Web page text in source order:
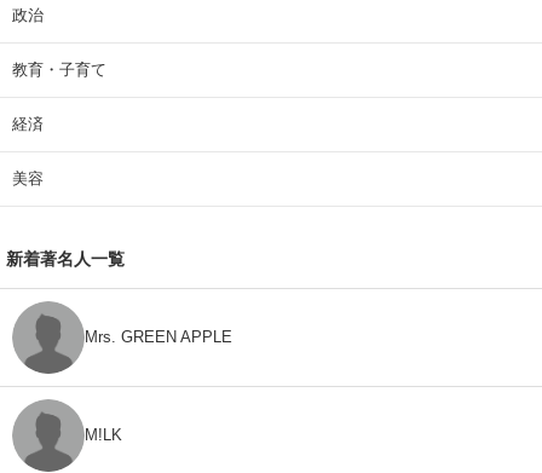
政治
教育・子育て
経済
美容
新着著名人一覧
Mrs. GREEN APPLE
M!LK